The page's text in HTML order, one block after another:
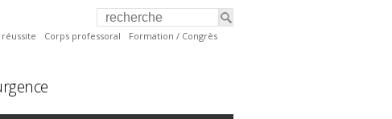
Corps professoral Formation / Congrès